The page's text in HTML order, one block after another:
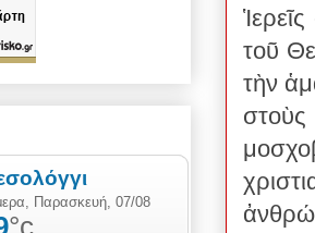
τοῦ
τὴν